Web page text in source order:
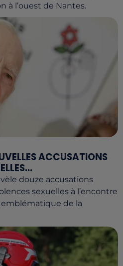
à l’ouest de Nantes.
ACCUSATIONS
douze accusations
sexuelles à l’encontre
emblématique de la